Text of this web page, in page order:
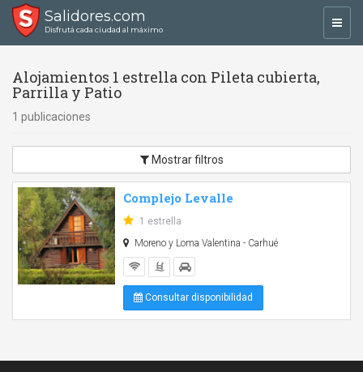
Salidores.com
Disfrutá cada ciudad al máximo
Alojamientos 1 estrella con Pileta cubierta,
Parrilla y Patio
1 publicaciones
Mostrar filtros
Complejo Levalle
1 estrella
Moreno y Loma Valentina - Carhué
Consultar disponibilidad